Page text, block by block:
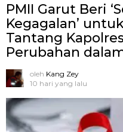
PMII Garut Beri
Kegagalan’
Tantang
Perubahan
oleh Kang Zey
10 hari yang lalu